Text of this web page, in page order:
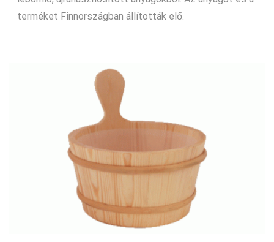
terméket Finnországban állították elő.